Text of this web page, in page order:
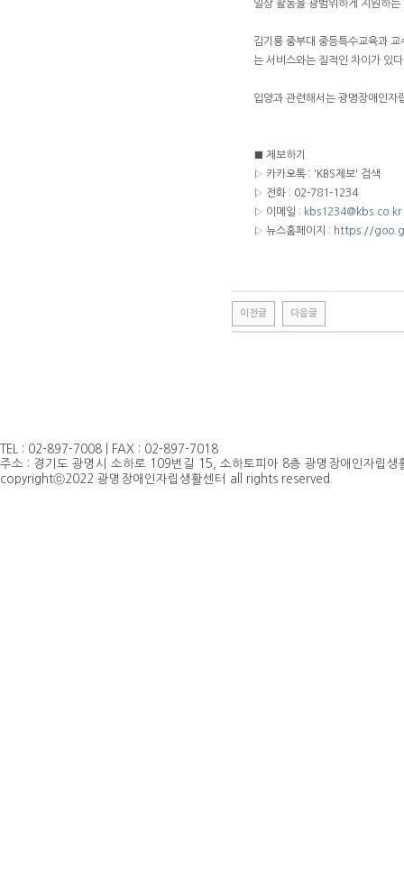
일상 활동을 광범위하게 지원하는
김기룡 중부대 중등특수교육과
는 서비스와는 질적인 차이가 있
입양과 관련해서는 광명장애인
■ 제보하기
▷ 카카오톡 : 'KBS제보' 검색
▷ 전화 : 02-781-1234
▷ 이메일 : kbs1234@kbs.co.kr
▷ 뉴스홈페이지 : https://
이전글 다음글
TEL : 02-897-7008 | FAX : 02-897-7018
주소 : 경기도 광명시 소하로 109번길 15, 소하토피아 8층 광명장애인자립
copyrightⓒ2022 광명장애인자립생활센터 all rights reserved.